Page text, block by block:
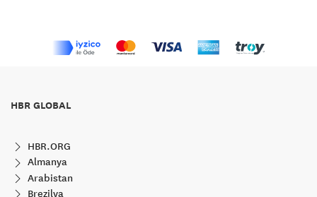
HBR GLOBAL
HBR.ORG
Almanya
Arabistan
Brezilya